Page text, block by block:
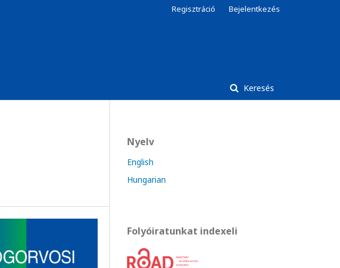
Keresés
Regisztráció Bejelentkezés
Nyelv
English
Hungarian
Folyóiratunkat indexeli